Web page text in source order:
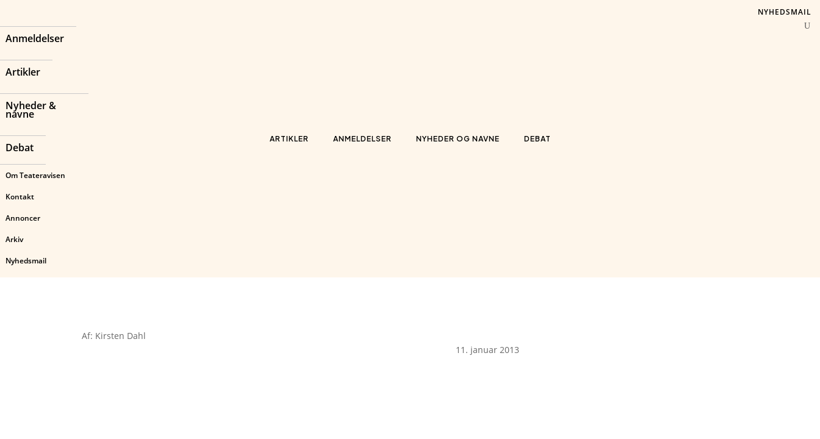
Anmeldelser
Artikler
Nyheder &
navne
Debat
Om Teateravisen
Kontakt
Annoncer
Arkiv
Nyhedsmail
ARTIKLER ANMELDELSER NYHEDER OG NAVNE DEBAT
NYHEDSMAIL
Af: Kirsten Dahl
11. januar 2013